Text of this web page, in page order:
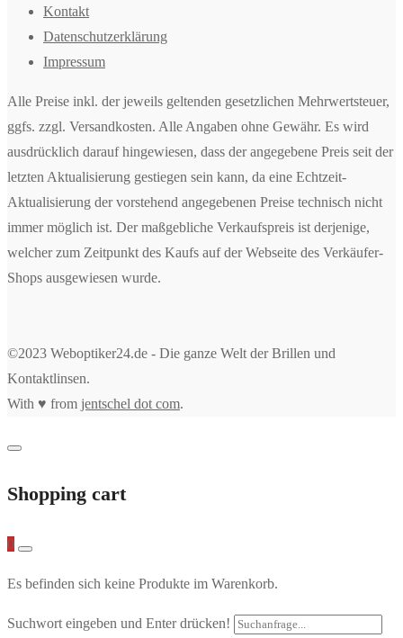
Kontakt
Datenschutzerklärung
Impressum
Alle Preise inkl. der jeweils geltenden gesetzlichen Mehrwertsteuer,
ggfs. zzgl. Versandkosten. Alle Angaben ohne Gewähr. Es wird
ausdrücklich darauf hingewiesen, dass der angegebene Preis seit der
letzten Aktualisierung gestiegen sein kann, da eine Echtzeit-
Aktualisierung der vorstehend angegebenen Preise technisch nicht
immer möglich ist. Der maßgebliche Verkaufspreis ist derjenige,
welcher zum Zeitpunkt des Kaufs auf der Webseite des Verkäufer-
Shops ausgewiesen wurde.
©2023 Weboptiker24.de - Die ganze Welt der Brillen und
Kontaktlinsen.
With ♥ from jentschel dot com.
Shopping cart
0
Es befinden sich keine Produkte im Warenkorb.
Suchwort eingeben und Enter drücken!